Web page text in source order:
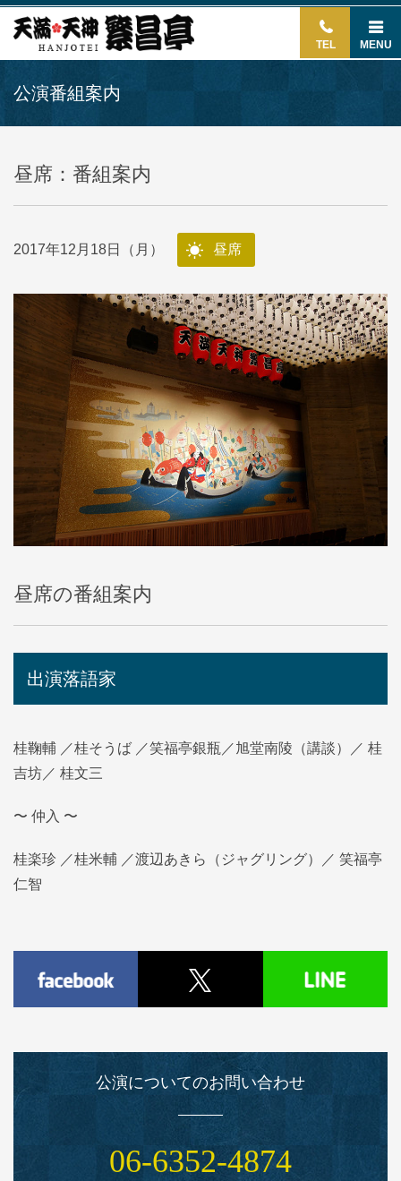
TEL MENU
公演番組案内
昼席：番組案内
2017年12月18日（月） 昼席
昼席の番組案内
出演落語家
桂鞠輔 ／桂そうば ／笑福亭銀瓶／旭堂南陵（講談）／ 桂
吉坊／ 桂文三
〜 仲入 〜
桂楽珍 ／桂米輔 ／渡辺あきら（ジャグリング）／ 笑福亭
仁智
公演についてのお問い合わせ
06‑6352‑4874